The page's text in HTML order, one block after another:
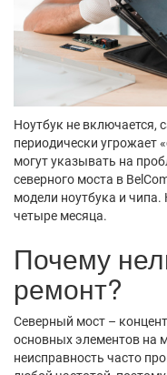
Ноутбук не включается,
периодически угрожает
могут указывать на
северного моста в
модели ноутбука и чипа.
четыре месяца.
Почему
ремонт?
Северный мост –
основных элементов на
неисправность часто